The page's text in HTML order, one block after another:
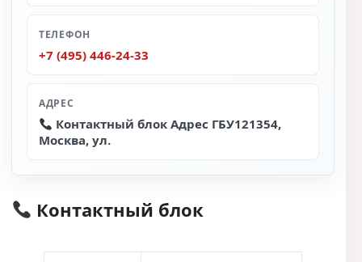
ТЕЛЕФОН
+7 (495) 446-24-33
АДРЕС
Контактный блок Адрес ГБУ121354,
Москва, ул.
Контактный блок